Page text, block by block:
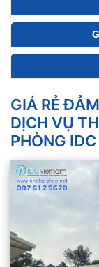
GIÁ RẺ
DỊCH VỤ
PHÒNG IDC